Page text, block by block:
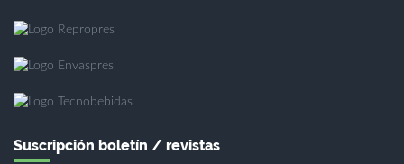
Suscripción boletín / revistas